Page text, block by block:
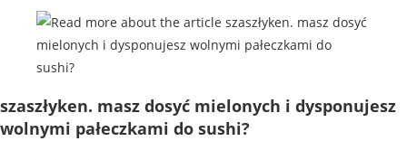
szaszłyken. masz dosyć mielonych i dysponujesz
wolnymi pałeczkami do sushi?